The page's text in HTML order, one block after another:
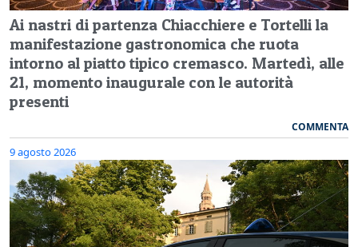
Ai nastri di partenza Chiacchiere e Tortelli la
manifestazione gastronomica che ruota
intorno al piatto tipico cremasco. Martedì, alle
21, momento inaugurale con le autorità
presenti
COMMENTA
9 agosto 2026